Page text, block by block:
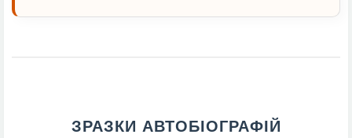
ЗРАЗКИ АВТОБІОГРАФІЙ